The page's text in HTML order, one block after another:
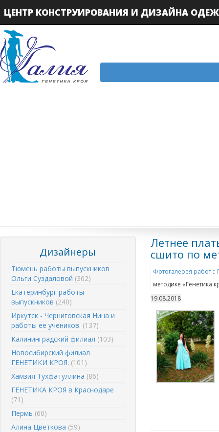
ЦЕНТР КОНСТРУИРОВАНИЯ И ДИЗАЙНА
Дизайнеры
Тюмень работы выпускников
Ольги Суздаловой (362)
Екатеринбург работы
выпускников (240)
Иркутск - Черниговская Нина и
работы ее учеников. (137)
Калининградский филиал (103)
Новосибирский филиал
ГЕНЕТИКИ КРОЯ. (101)
Хамзия Тухфатуллина (86)
ГЕНЕТИКА КРОЯ в Краснодаре
(71)
Пермь (60)
Алина Цветкова (59)
Летнее
сшито по
Фотогалерея работ::
методике «Генетика
19.08.2018